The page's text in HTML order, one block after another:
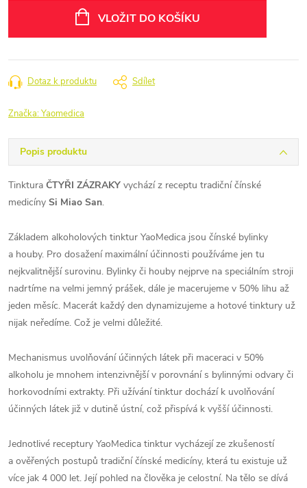
VLOŽIT DO KOŠÍKU
Dotaz k produktu Sdílet
Značka:Yaomedica
Popis produktu
Tinktura ČTYŘI ZÁZRAKY vychází z receptu tradiční čínské
medicíny Si Miao San.
Základem alkoholových tinktur YaoMedica jsou čínské bylinky
a houby. Pro dosažení maximální účinnosti používáme jen tu
nejkvalitnější surovinu. Bylinky či houby nejprve na speciálním stroji
nadrtíme na velmi jemný prášek, dále je macerujeme v 50% lihu až
jeden měsíc. Macerát každý den dynamizujeme a hotové tinktury už
nijak neředíme. Což je velmi důležité.
Mechanismus uvolňování účinných látek při maceraci v 50%
alkoholu je mnohem intenzivnější v porovnání s bylinnými odvary či
horkovodními extrakty. Při užívání tinktur dochází k uvolňování
účinných látek již v dutině ústní, což přispívá k vyšší účinnosti.
Jednotlivé receptury YaoMedica tinktur vycházejí ze zkušeností
a ověřených postupů tradiční čínské medicíny, která tu existuje už
více jak 4 000 let. Její pohled na člověka je celostní. Na tělo se dívá